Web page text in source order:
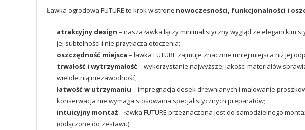
Ławka ogrodowa FUTURE to krok w stronę nowoczesności, funkcjonalności i
atrakcyjny design – nasza ławka łączy minimalistyczny wygląd ze
jej subtelności i nie przytłacza otoczenia;
oszczędność miejsca – ławka FUTURE zajmuje znacznie mniej miejsca niż jej
trwałość i wytrzymałość– wykorzystanie najwyższej jakości materiałów
wieloletnią niezawodność;
łatwość w utrzymaniu – impregnacja desek drewnianych i malowanie
konserwacja nie wymaga stosowania specjalistycznych preparatów;
intuicyjny montaż– ławka FUTURE przeznaczona jest do samodzielnego
(dołączone do zestawu).